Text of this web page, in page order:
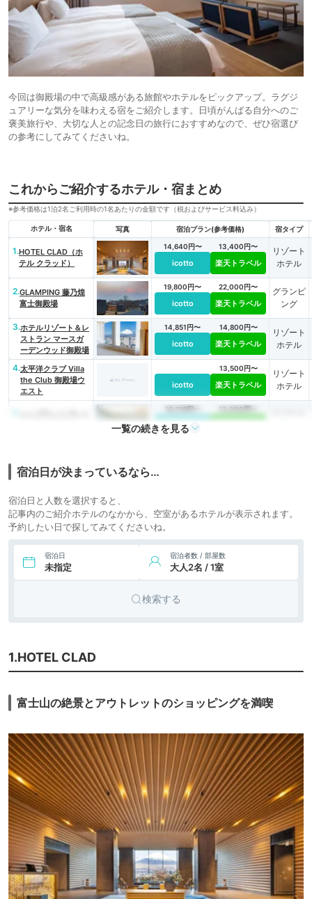
今回は御殿場の中で高級感がある旅館やホテルをピックアップ。ラグジ
ュアリーな気分を味わえる宿をご紹介します。日頃がんばる自分へのご
褒美旅行や、大切な人との記念日の旅行におすすめなので、ぜひ宿選び
の参考にしてみてくださいね。
これからご紹介するホテル・宿まとめ
※参考価格は1泊2名ご利用時の1名あたりの金額です（税およびサービス料込み）
ホテル・宿名 写真 宿泊プラン(参考価格) 宿タイプ
1.HOTEL CLAD（ホ
テル クラッド）
14,640円〜
icotto
13,400円〜
楽天トラベル
リゾート
ホテル
2.GLAMPING 藤乃煌
富士御殿場
19,800円〜
icotto
22,000円〜
楽天トラベル
グランピ
ング
3.ホテルリゾート＆レ
ストラン マースガ
ーデンウッド御殿場
14,851円〜
icotto
14,800円〜
楽天トラベル
リゾート
ホテル
4.太平洋クラブ Villa
the Club 御殿場ウ
エスト
icotto
13,500円〜
楽天トラベル
リゾート
ホテル
16,216円〜
icotto
13,000円〜
一覧の続きを見る
宿泊日が決まっているなら…
宿泊日と人数を選択すると、
記事内のご紹介ホテルのなかから、空室があるホテルが表示されます。
予約したい日で探してみてくださいね。
宿泊日
未指定
宿泊者数 / 部屋数
大人2名 / 1室
検索する
1.HOTEL CLAD
富士山の絶景とアウトレットのショッピングを満喫